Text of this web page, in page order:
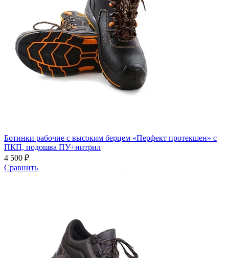
Ботинки рабочие с высоким берцем «Перфект протекшен» с
ПКП, подошва ПУ+нитрил
4 500 ₽
Сравнить